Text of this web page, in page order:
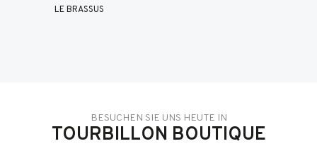
LE BRASSUS
BESUCHEN SIE UNS HEUTE IN
TOURBILLON BOUTIQUE